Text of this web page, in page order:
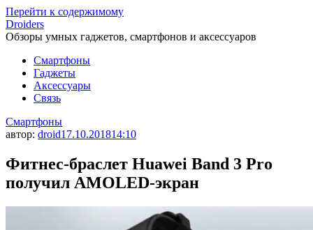
Перейти к содержимому
Droiders
Обзоры умных гаджетов, смартфонов и аксессуаров
Смартфоны
Гаджеты
Аксессуары
Связь
Смартфоны
автор: droid17.10.201814:10
Фитнес-браслет Huawei Band 3 Pro
получил AMOLED-экран